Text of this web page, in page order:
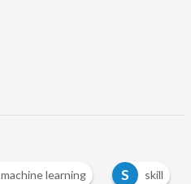
machine learning S skill